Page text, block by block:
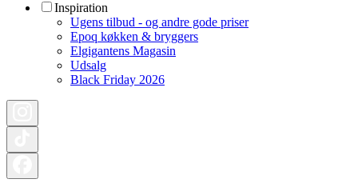
Inspiration
Ugens tilbud - og andre gode priser
Epoq køkken & bryggers
Elgigantens Magasin
Udsalg
Black Friday 2026